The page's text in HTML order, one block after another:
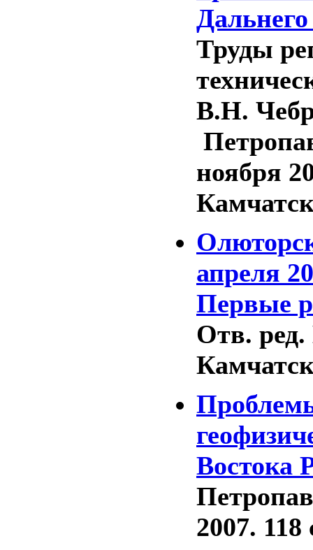
Труды
В.Н.
ноября
апреля
Первые
Отв.
Востока
2007. 118